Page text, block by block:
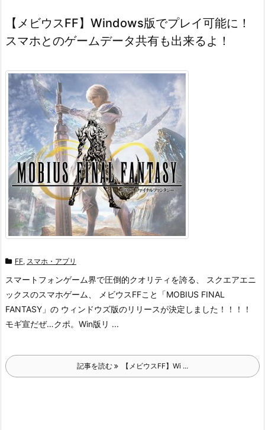
【メビウスFF】Windows版でプレイ可能に！
スマホとのゲームデータ共有も出来るよ！
FF, スマホ・アプリ
スマートフォンゲーム界で圧倒的クオリティを誇る、 スクエアエニ
ックスのスマホゲーム、 メビウスFFこと「MOBIUS FINAL
FANTASY」の ウィンドウズ版のリリースが決定しました！！！！
モギ宣だぜ…クポ。Win版リ ...
記事を読む 【メビウスFF】Wi ...